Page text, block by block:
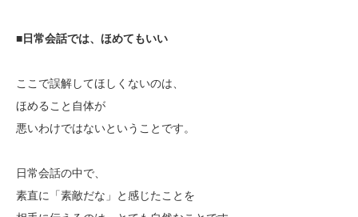
■日常会話では、ほめてもいい
ここで誤解してほしくないのは、
ほめること自体が
悪いわけではないということです。
日常会話の中で、
素直に「素敵だな」と感じたことを